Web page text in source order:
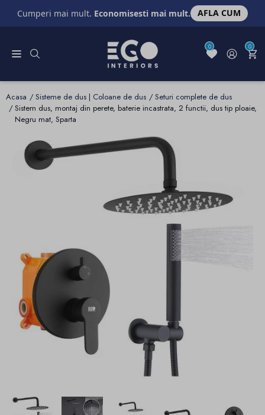
Cumperi mai mult. Economisesti mai mult. AFLA CUM
0 0
Acasa Sisteme de dus | Coloane de dus
Seturi complete de dus
Sistem dus, montaj din perete, baterie incastrata, 2 functii, dus tip ploaie,
Negru mat, Sparta